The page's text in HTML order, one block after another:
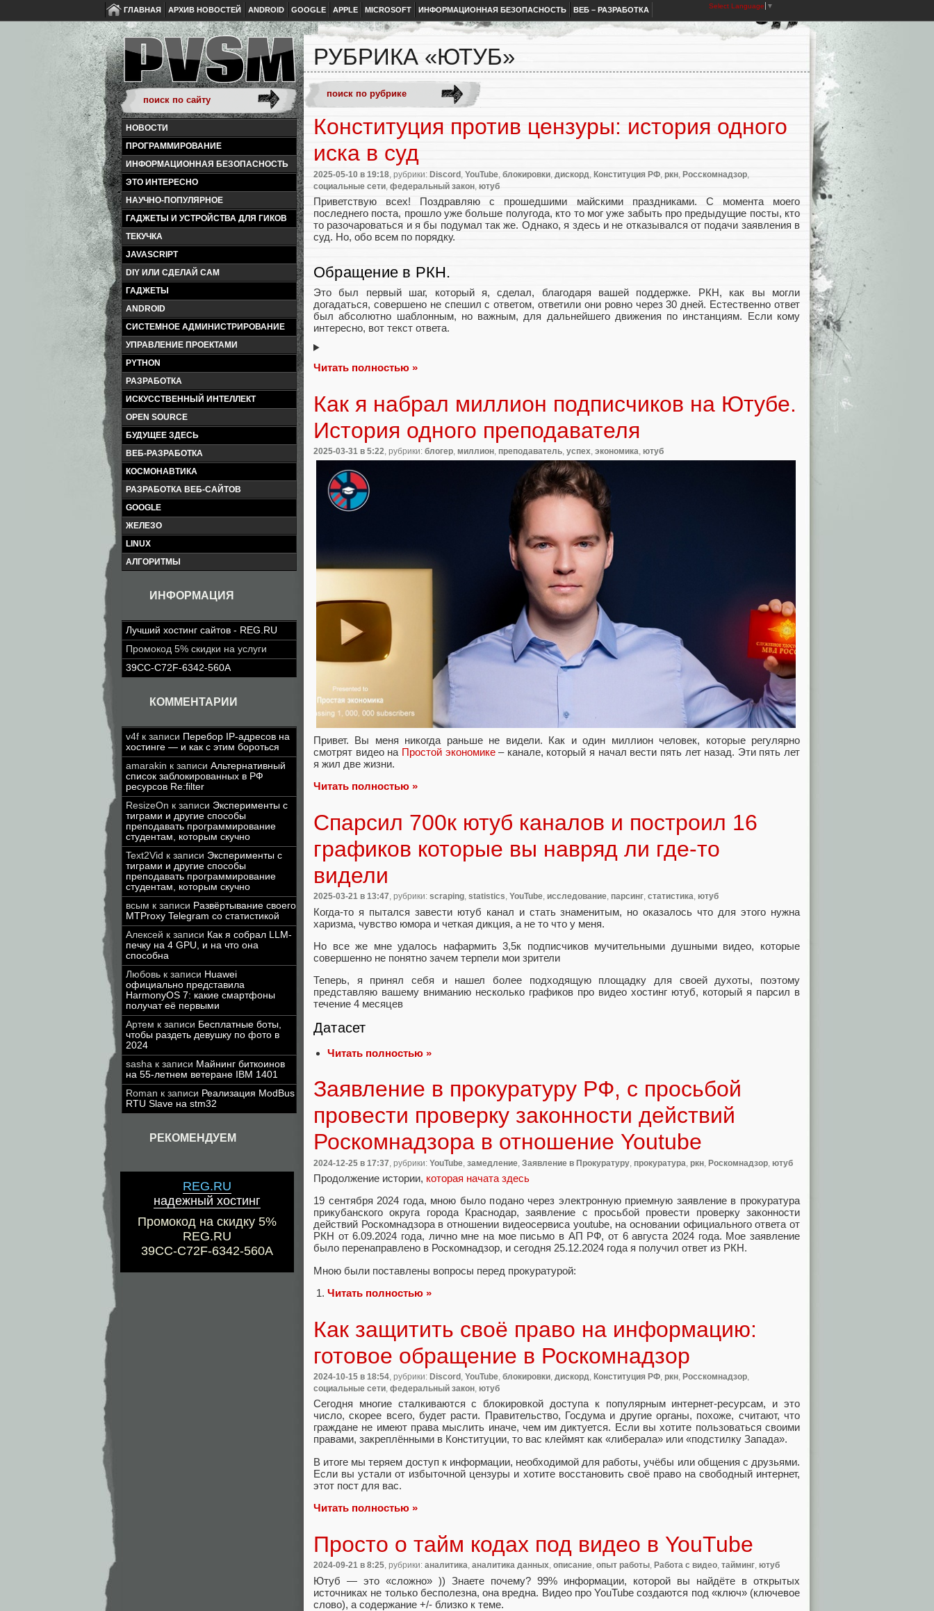
ГЛАВНАЯ АРХИВ НОВОСТЕЙ ANDROID GOOGLE APPLE MICROSOFT ИНФОРМАЦИОННАЯ БЕЗОПАСНОСТЬ ВЕБ – РАЗРАБОТКА Select Language ▼
НОВОСТИ
ПРОГРАММИРОВАНИЕ
ИНФОРМАЦИОННАЯ БЕЗОПАСНОСТЬ
ЭТО ИНТЕРЕСНО
НАУЧНО-ПОПУЛЯРНОЕ
ГАДЖЕТЫ И УСТРОЙСТВА ДЛЯ ГИКОВ
ТЕКУЧКА
JAVASCRIPT
DIY ИЛИ СДЕЛАЙ САМ
ГАДЖЕТЫ
ANDROID
СИСТЕМНОЕ АДМИНИСТРИРОВАНИЕ
УПРАВЛЕНИЕ ПРОЕКТАМИ
PYTHON
РАЗРАБОТКА
ИСКУССТВЕННЫЙ ИНТЕЛЛЕКТ
OPEN SOURCE
БУДУЩЕЕ ЗДЕСЬ
ВЕБ-РАЗРАБОТКА
КОСМОНАВТИКА
РАЗРАБОТКА ВЕБ-САЙТОВ
GOOGLE
ЖЕЛЕЗО
LINUX
АЛГОРИТМЫ
ИНФОРМАЦИЯ
Лучший хостинг сайтов - REG.RU
Промокод 5% скидки на услуги
39CC-C72F-6342-560A
КОММЕНТАРИИ
v4f к записи Перебор IP-адресов на
хостинге — и как с этим бороться
amarakin к записи Альтернативный
список заблокированных в РФ
ресурсов Re:filter
ResizeOn к записи Эксперименты с
тиграми и другие способы
преподавать программирование
студентам, которым скучно
Text2Vid к записи Эксперименты с
тиграми и другие способы
преподавать программирование
студентам, которым скучно
всым к записи Развёртывание своего
MTProxy Telegram со статистикой
Алексей к записи Как я собрал LLM-
печку на 4 GPU, и на что она
способна
Любовь к записи Huawei
официально представила
HarmonyOS 7: какие смартфоны
получат её первыми
Артем к записи Бесплатные боты,
чтобы раздеть девушку по фото в
2024
sasha к записи Майнинг биткоинов
на 55-летнем ветеране IBM 1401
Roman к записи Реализация ModBus
RTU Slave на stm32
РЕКОМЕНДУЕМ
REG.RU
надежный хостинг
Промокод на скидку 5%
REG.RU
39CC-C72F-6342-560A
РУБРИКА «ЮТУБ»
Конституция против цензуры: история одного
иска в суд
2025-05-10 в 19:18 , рубрики: Discord YouTube блокировки дискорд Конституция РФ ркн Росскомнадзор
социальные сети федеральный закон ютуб
Приветствую всех! Поздравляю с прошедшими майскими праздниками. С момента моего
последнего поста, прошло уже больше полугода, кто то мог уже забыть про предыдущие посты, кто
то разочароваться и я бы подумал так же. Однако, я здесь и не отказывался от подачи заявления в
суд. Но, обо всем по порядку.
Обращение в РКН.
Это был первый шаг, который я, сделал, благодаря вашей поддержке. РКН, как вы могли
догадаться, совершено не спешил с ответом, ответили они ровно через 30 дней. Естественно ответ
был абсолютно шаблонным, но важным, для дальнейшего движения по инстанциям. Если кому
интересно, вот текст ответа.
Читать полностью »
Как я набрал миллион подписчиков на Ютубе.
История одного преподавателя
2025-03-31 в 5:22, рубрики: блогер, миллион, преподаватель, успех, экономика, ютуб
Привет. Вы меня никогда раньше не видели. Как и один миллион человек, которые регулярно
смотрят видео на Простой экономике– канале, который я начал вести пять лет назад. Эти пять лет
я жил две жизни.
Читать полностью »
Спарсил 700к ютуб каналов и построил 16
графиков которые вы навряд ли где-то
видели
2025-03-21 в 13:47, рубрики: scraping, statistics, YouTube, исследование, парсинг, статистика, ютуб
Когда-то я пытался завести ютуб канал и стать знаменитым, но оказалось что для этого нужна
харизма, чувство юмора и четкая дикция, а не то что у меня.
Но все же мне удалось нафармить 3,5к подписчиков мучительными душными видео, которые
совершенно не понятно зачем терпели мои зрители
Теперь, я принял себя и нашел более подходящую площадку для своей духоты, поэтому
представляю вашему вниманию несколько графиков про видео хостинг ютуб, который я парсил в
течение 4 месяцев
Датасет
Читать полностью »
Заявление в прокуратуру РФ, с просьбой
провести проверку законности действий
Роскомнадзора в отношение Youtube
2024-12-25 в 17:37 , рубрики: YouTube замедление Заявление в Прокуратуру прокуратура ркн Роскомнадзор ютуб
Продолжение истории, которая начата здесь
19 сентября 2024 года, мною было подано через электронную приемную заявление в прокуратура
прикубанского округа города Краснодар, заявление с просьбой провести проверку законности
действий Роскомнадзора в отношении видеосервиса youtube, на основании официального ответа от
РКН от 6.09.2024 года, лично мне на мое письмо в АП РФ, от 6 августа 2024 года. Мое заявление
было перенаправлено в Роскомнадзор, и сегодня 25.12.2024 года я получил ответ из РКН.
Мною были поставлены вопросы перед прокуратурой:
Читать полностью »
Как защитить своё право на информацию:
готовое обращение в Роскомнадзор
2024-10-15 в 18:54, рубрики: Discord, YouTube, блокировки, дискорд, Конституция РФ, ркн, Росскомнадзор,
социальные сети, федеральный закон, ютуб
Сегодня многие сталкиваются с блокировкой доступа к популярным интернет-ресурсам, и это
число, скорее всего, будет расти. Правительство, Госдума и другие органы, похоже, считают, что
граждане не имеют права мыслить иначе, чем им диктуется. Если вы хотите пользоваться своими
правами, закреплёнными в Конституции, то вас клеймят как «либерала» или «подстилку Запада».
В итоге мы теряем доступ к информации, необходимой для работы, учёбы или общения с друзьями.
Если вы устали от избыточной цензуры и хотите восстановить своё право на свободный интернет,
этот пост для вас.
Читать полностью »
Просто о тайм кодах под видео в YouTube
2024-09-21 в 8:25, рубрики: аналитика, аналитика данных, описание, опыт работы, Работа с видео, тайминг, ютуб
Ютуб — это «сложно» )) Знаете почему? 99% информации, которой вы найдёте в открытых
источниках не только бесполезна, она вредна. Видео про YouTube создаются под «ключ» (ключевое
слово), а содержание +/- близко к теме.